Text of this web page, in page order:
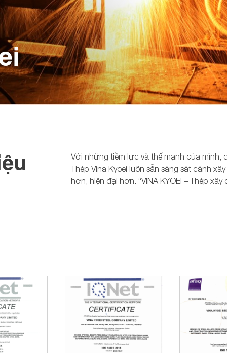
Với những tiềm lực và thế mạnh của mình,
Thép Vina Kyoei luôn sẵn sàng sát cánh
hơn, hiện đại hơn. “VINA KYOEI – Thép